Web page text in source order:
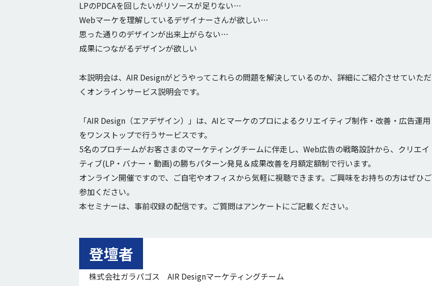
LPのPDCAを回したいがリソースが足りない…
Webマーケを理解しているデザイナーさんが欲しい…
思った通りのデザインが出来上がらない…
成果につながるデザインが欲しい
本説明会は、AIR Designがどうやってこれらの問題を解決しているのか、詳細にご紹介させていただ
くオンラインサービス説明会です。
「AIR Design（エアデザイン）」は、AIとマーケのプロによるクリエイティブ制作・改善・広告運用
をワンストップで行うサービスです。
5名のプロチームがお客さまのマーケティングチームに伴走し、Web広告の戦略設計から、クリエイ
ティブ(LP・バナー・動画)の勝ちパターン発見＆成果改善を月額定額制で行います。
オンライン開催ですので、ご自宅やオフィスから気軽に視聴できます。ご興味をお持ちの方はぜひご
参加ください。
本セミナーは、事前収録の配信です。ご質問はアンケートにご記載ください。
登壇者
株式会社ガラパゴス AIR Designマーケティングチーム